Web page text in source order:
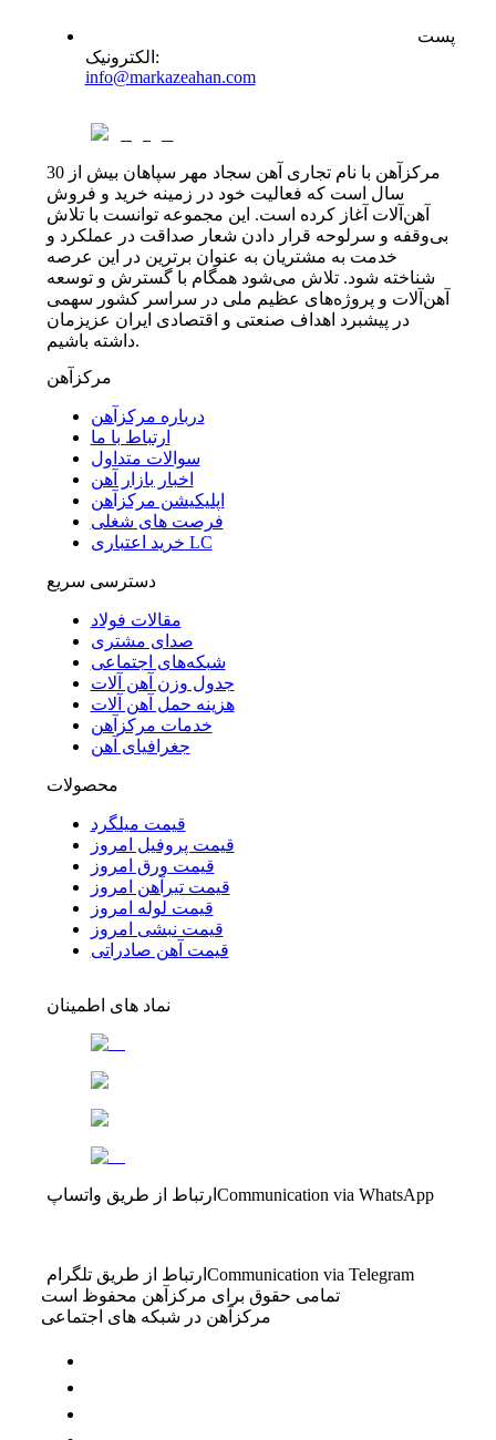
پست
الکترونیک :
info@markazeahan.com
مرکزآهن با نام تجاری آهن سجاد مهر سپاهان بیش از 30
سال است که فعالیت خود در زمینه خرید و فروش
آهن‌آلات آغاز کرده است. این مجموعه توانست با تلاش
بی‌وقفه و سرلوحه قرار دادن شعار صداقت در عملکرد و
خدمت به مشتریان به عنوان برترین در این عرصه
شناخته شود. تلاش می‌شود همگام با گسترش و توسعه
آهن‌آلات و پروژه‌های عظیم ملی در سراسر کشور سهمی
در پیشبرد اهداف صنعتی و اقتصادی ایران عزیزمان
داشته باشیم.
مرکزآهن
درباره مرکزآهن
ارتباط با ما
سوالات متداول
اخبار بازار آهن
اپلیکیشن مرکزآهن
فرصت های شغلی
خرید اعتباری LC
دسترسی سریع
مقالات فولاد
صدای مشتری
شبکه‌های اجتماعی
جدول وزن آهن آلات
هزینه حمل آهن آلات
خدمات مرکزآهن
جغرافیای آهن
محصولات
قیمت میلگرد
قیمت پروفیل امروز
قیمت ورق امروز
قیمت تیرآهن امروز
قیمت لوله امروز
قیمت نبشی امروز
قیمت آهن صادراتی
نماد های اطمینان
ارتباط از طریق واتساپ Communication via WhatsApp
ارتباط از طریق تلگرام Communication via Telegram
تمامی حقوق برای مرکزآهن محفوظ است
مرکزآهن در شبکه های اجتماعی